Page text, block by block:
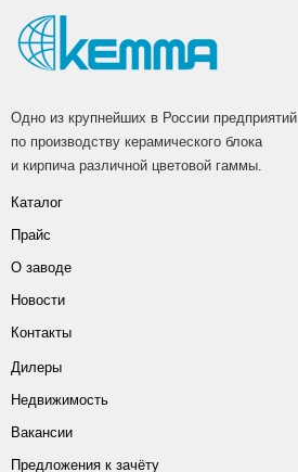
Одно из крупнейших в России предприятий
по производству керамического блока
и кирпича различной цветовой гаммы.
Каталог
Прайс
О заводе
Новости
Контакты
Дилеры
Недвижимость
Вакансии
Предложения к зачёту